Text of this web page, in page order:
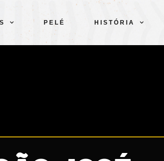
PELÉ HISTÓRIA
CLUBE